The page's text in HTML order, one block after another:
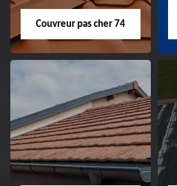
Couvreur pas cher 74